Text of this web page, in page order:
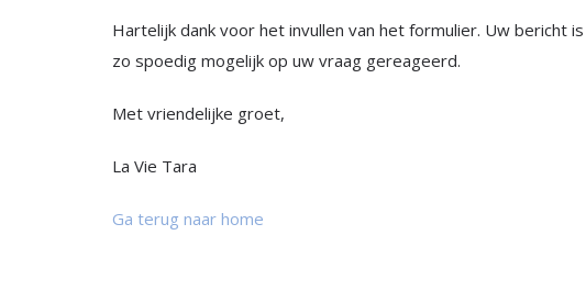
Hartelijk dank voor het invullen van het formulier. Uw bericht
zo spoedig mogelijk op uw vraag gereageerd.
Met vriendelijke groet,
La Vie Tara
Ga terug naar home